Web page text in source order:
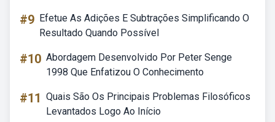
#9 Efetue As Adições E Subtrações Simplificando O
Resultado Quando Possível
#10 Abordagem Desenvolvido Por Peter Senge
1998 Que Enfatizou O Conhecimento
#11 Quais São Os Principais Problemas Filosóficos
Levantados Logo Ao Início